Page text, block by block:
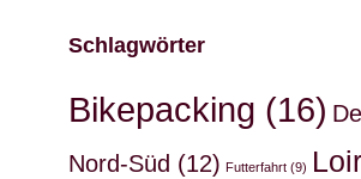
Schlagwörter
Bikepacking (16)
Nord-Süd (12) Futterfahrt (9)